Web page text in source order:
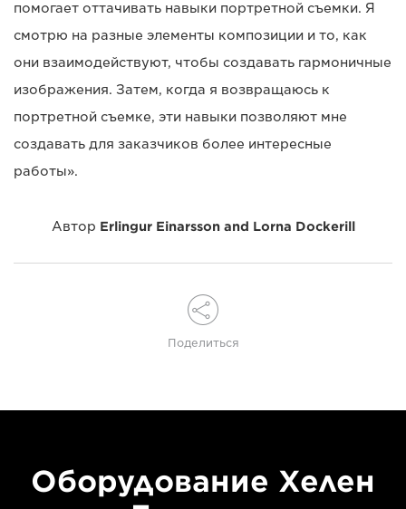
помогает оттачивать навыки портретной съемки. Я
смотрю на разные элементы композиции и то, как
они взаимодействуют, чтобы создавать гармоничные
изображения. Затем, когда я возвращаюсь к
портретной съемке, эти навыки позволяют мне
создавать для заказчиков более интересные
работы».
Автор Erlingur Einarsson and Lorna Dockerill
Поделиться
Оборудование Хелен